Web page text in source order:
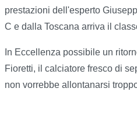
prestazioni dell'esperto
C e dalla Toscana arriva il
In Eccellenza possibile un
Fioretti, il calciatore fresco di
non vorrebbe allontanarsi